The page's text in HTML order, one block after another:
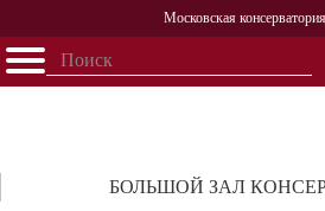
Московская консерватория
Открыть - закрыть
БОЛЬШОЙ ЗАЛ